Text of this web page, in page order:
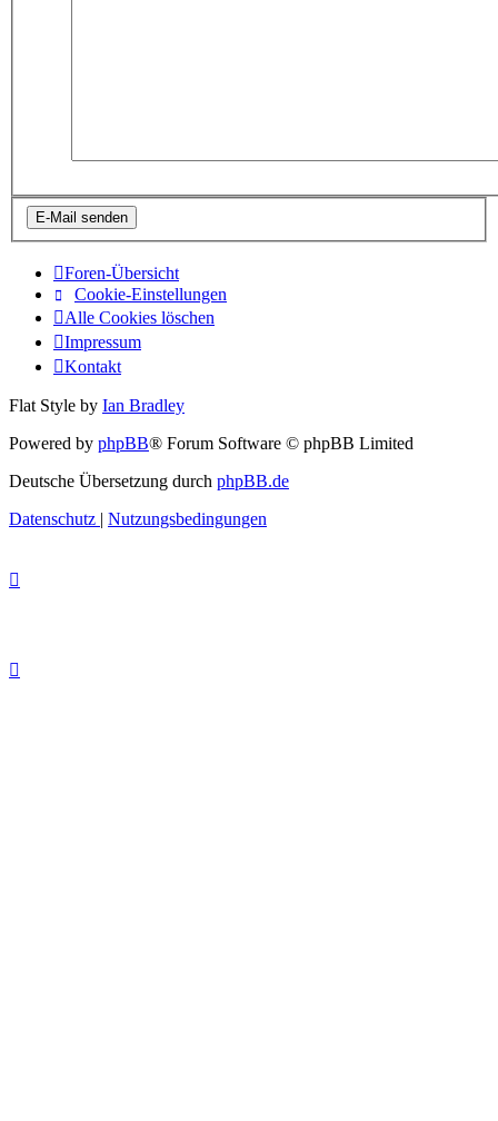
Foren-Übersicht
Cookie-Einstellungen
Alle Cookies löschen
Impressum
Kontakt
Flat Style by Ian Bradley
Powered by phpBB® Forum Software © phpBB Limited
Deutsche Übersetzung durch phpBB.de
Datenschutz | Nutzungsbedingungen